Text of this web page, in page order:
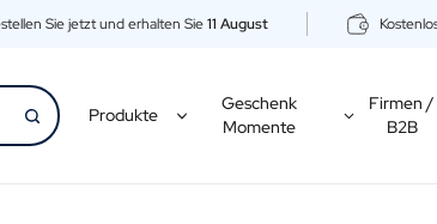
Sie jetzt und erhalten Sie11 August
Produkte
Geschenk
Momente
Firmen /
B2B